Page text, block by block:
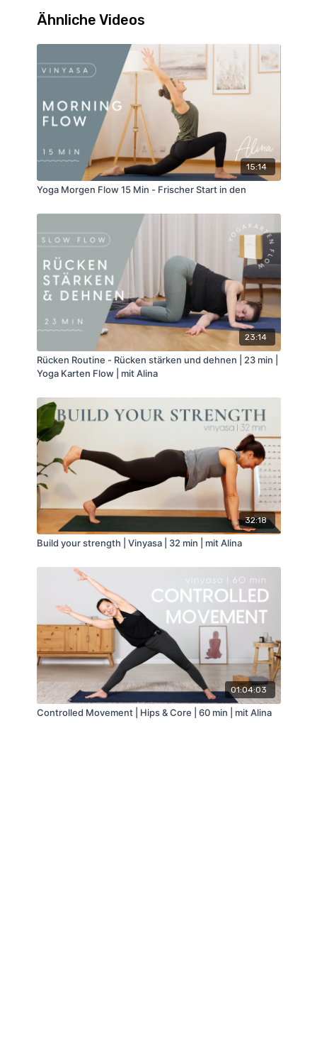
Ähnliche Videos
15:14
Yoga Morgen Flow 15 Min - Frischer Start in den
23:14
Rücken Routine - Rücken stärken und dehnen | 23 min |
Yoga Karten Flow | mit Alina
32:18
Build your strength | Vinyasa | 32 min | mit Alina
01:04:03
Controlled Movement | Hips & Core | 60 min | mit Alina